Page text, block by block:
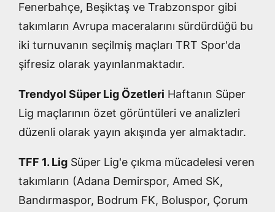
Fenerbahçe, Beşiktaş ve Trabzonspor gibi
takımların Avrupa maceralarını sürdürdüğü bu
iki turnuvanın seçilmiş maçları TRT Spor'da
şifresiz olarak yayınlanmaktadır.
Trendyol Süper Lig Özetleri Haftanın Süper
Lig maçlarının özet görüntüleri ve analizleri
düzenli olarak yayın akışında yer almaktadır.
TFF 1. Lig Süper Lig'e çıkma mücadelesi veren
takımların (Adana Demirspor, Amed SK,
Bandırmaspor, Bodrum FK, Boluspor, Çorum